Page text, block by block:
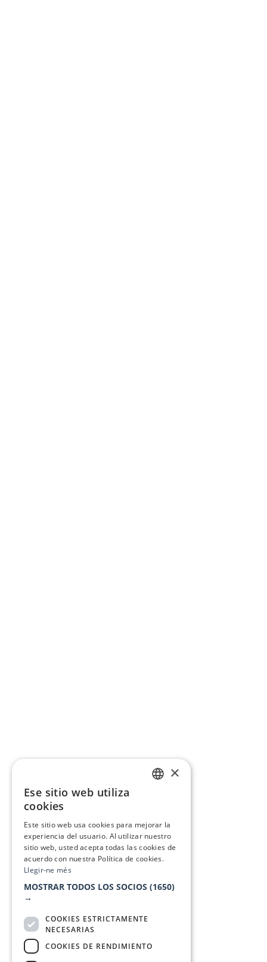
×
Ese sitio web utiliza
cookies
Este sitio web usa cookies para mejorar la
experiencia del usuario. Al utilizar nuestro
sitio web, usted acepta todas las cookies de
acuerdo con nuestra Política de cookies.
Llegir-ne més
MOSTRAR TODOS LOS SOCIOS (1650)
→
COOKIES ESTRICTAMENTE
NECESARIAS
COOKIES DE RENDIMIENTO